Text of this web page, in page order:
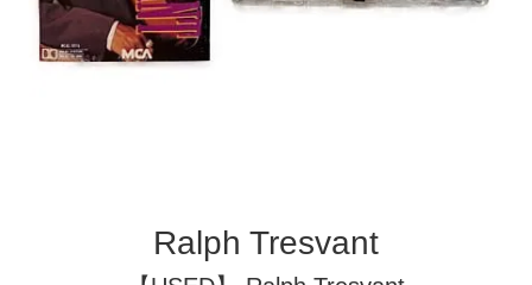
Ralph Tresvant